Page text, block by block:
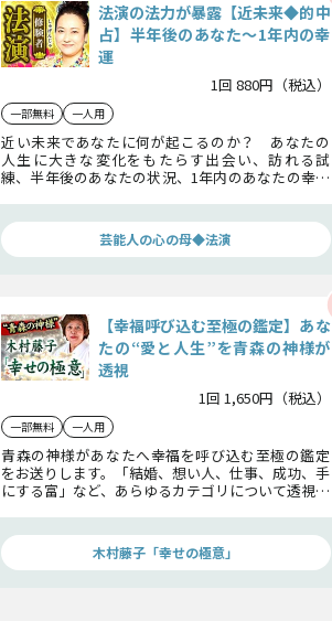
法演の法力が暴露【近未来◆的中
占】半年後のあなた〜1年内の幸
運
1回 880円（税込）
一部無料 一人用
近い未来であなたに何が起こるのか？ あなたの
人生に大きな変化をもたらす出会い、訪れる試
練、半年後のあなたの状況、1年内のあなたの幸運
芸能人の心の母◆法演
【幸福呼び込む至極の鑑定】あな
たの“愛と人生”を青森の神様が
透視
1回 1,650円（税込）
一部無料 一人用
青森の神様があなたへ幸福を呼び込む至極の鑑定
をお送りします。「結婚、想い人、仕事、成功、手
にする富」など、あらゆるカテゴリについて透視を
木村藤子「幸せの極意」